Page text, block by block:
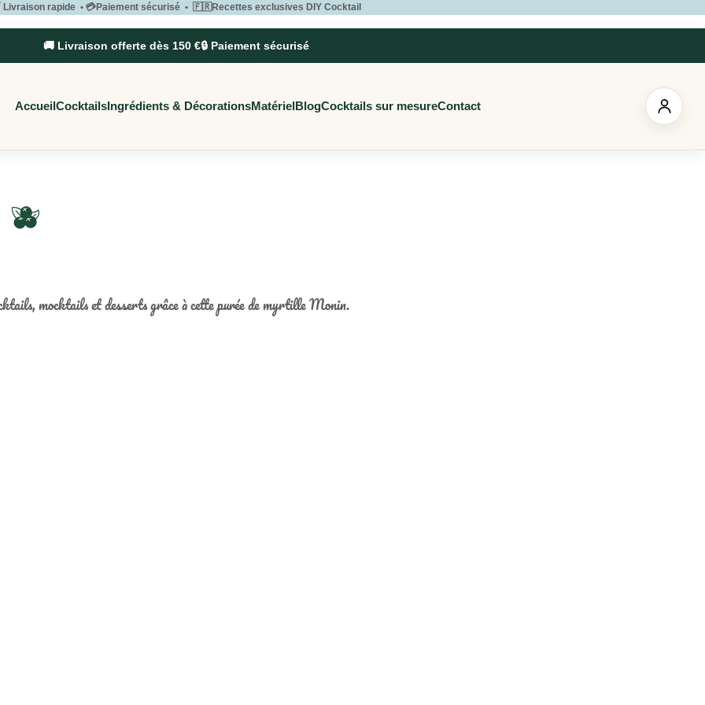
Livraison rapide • 💳Paiement sécurisé • 🇫🇷Recettes exclusives DIY Cocktail
🚚 Livraison offerte dès 150 €🔒 Paiement sécurisé
AccueilCocktailsIngrédients & DécorationsMatérielBlogCocktails sur mesureContact
mocktails et desserts grâce à cette purée de myrtille Monin.